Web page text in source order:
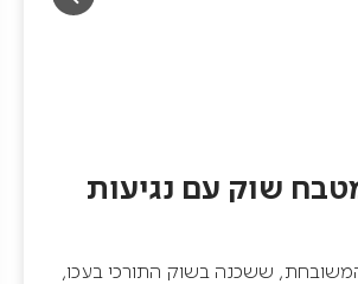
שוק עם נגיעות
ששכנה בשוק התורכי בעכו,